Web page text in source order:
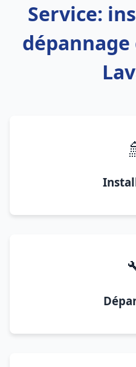
Service: